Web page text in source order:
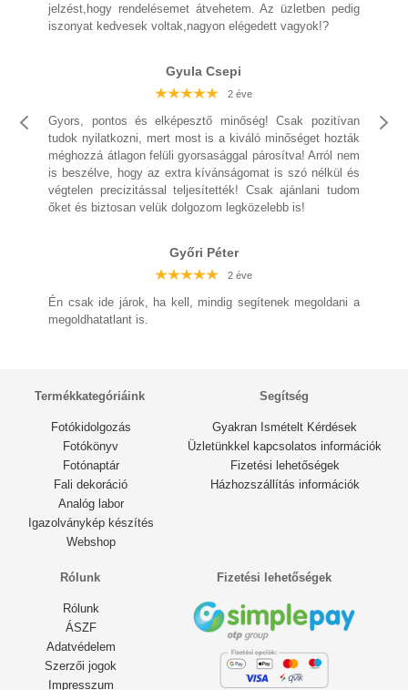
jelzést,hogy rendelésemet átvehetem. Az üzletben pedig
iszonyat kedvesek voltak,nagyon elégedett vagyok!?
Gyula Csepi
2 éve
Gyors, pontos és elképesztő minőség! Csak pozitívan
tudok nyilatkozni, mert most is a kiváló minőséget hozták
méghozzá átlagon felüli gyorsasággal párosítva! Arról nem
is beszélve, hogy az extra kívánságomat is szó nélkül és
végtelen precizitással teljesítették! Csak ajánlani tudom
őket és biztosan velük dolgozom legközelebb is!
Győri Péter
2 éve
Én csak ide járok, ha kell, mindig segítenek megoldani a
megoldhatatlant is.
2 éve
2 éve
2 éve
2 éve
2 éve
2 éve
Termékkategóriáink
Fotókidolgozás
Fotókönyv
Fotónaptár
Fali dekoráció
Analóg labor
Igazolványkép készítés
Webshop
Segítség
Gyakran Ismételt Kérdések
Üzletünkkel kapcsolatos információk
Fizetési lehetőségek
Házhozszállítás információk
Rólunk
Rólunk
ÁSZF
Adatvédelem
Szerzői jogok
Impresszum
Fizetési lehetőségek